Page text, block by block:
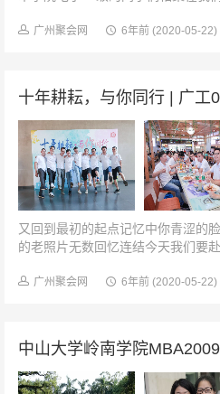
我们相识20周年了!吹...
广州聚会网 6年前 (2020-05-22)
又回到最初的起点记忆中你青涩的
的老照片无数回忆连结今天我们要
的人生足迹。再次回来，脑海...
广州聚会网 6年前 (2020-05-22)
中山大学岭南学院